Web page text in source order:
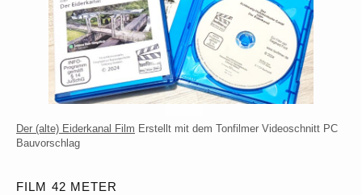
Der (alte) Eiderkanal Film Erstellt mit dem Tonfilmer Videoschnitt PC
Bauvorschlag
FILM 42 METER